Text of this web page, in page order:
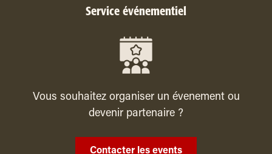
Service événementiel
Vous souhaitez organiser un évenement ou
devenir partenaire ?
Contacter les events